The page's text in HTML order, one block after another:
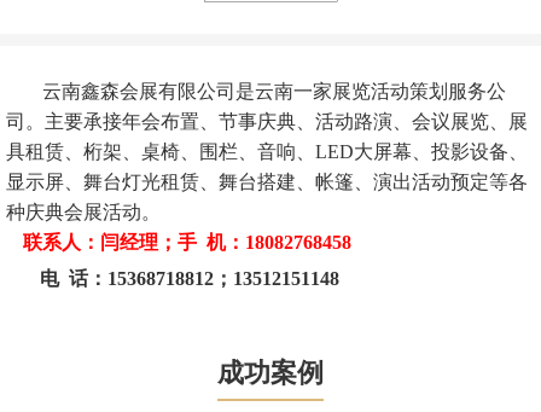
云南鑫森会展有限公司是云南一家展览活动策划服务公
司。主要承接年会布置、节事庆典、活动路演、会议展览、展
具租赁、桁架、桌椅、围栏、音响、LED大屏幕、投影设备、
显示屏、舞台灯光租赁、舞台搭建、帐篷、演出活动预定等各
种庆典会展活动。
联系人：闫经理；手 机：18082768458
电 话：15368718812；13512151148
成功案例